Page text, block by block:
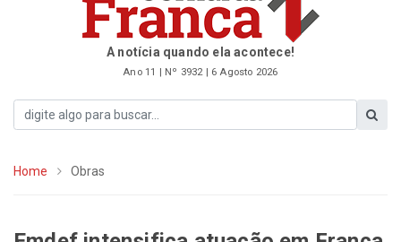
A notícia quando ela acontece!
Ano 11 | Nº 3932 | 6 Agosto 2026
Home Obras